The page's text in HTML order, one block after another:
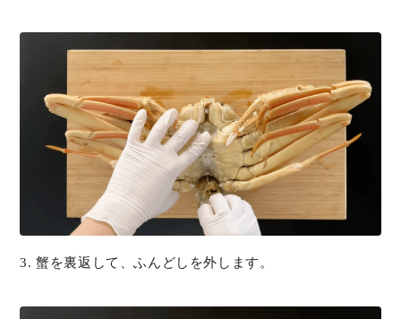
3. 蟹を裏返して、ふんどしを外します。